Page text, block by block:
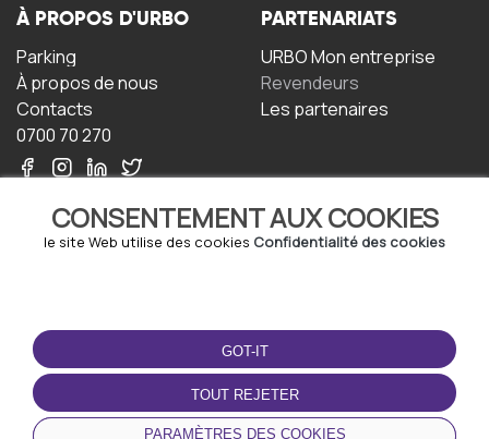
CONSENTEMENT AUX COOKIES
le site Web utilise des cookies Confidentialité des cookies
GOT-IT
TOUT REJETER
PARAMÈTRES DES COOKIES
À PROPOS D'URBO
Parking
À propos de nous
Contacts
0700 70 270
PARTENARIATS
URBO Mon entreprise
Revendeurs
Les partenaires
TERMS-OF-USE
Termes et conditions
Politique de confidentialité
Politique relative aux
cookies
TÉLÉCHARGEZ
L'APPLICATION